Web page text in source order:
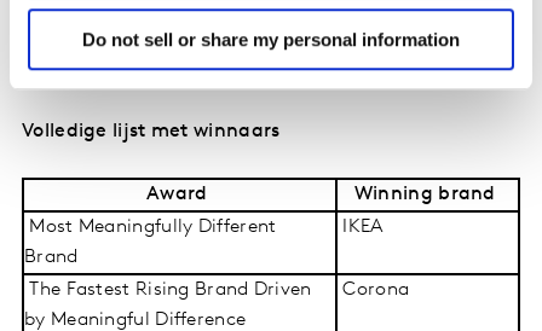
Do not sell or share my personal information
Creative Effective Ad in Digital/Social, gewonnen door
Pernod Ricards Kahlúa met de ‘Gasp’-reclame met
Salma Hayek.
Volledige lijst met winnaars
Award
Winning brand
Most Meaningfully Different
Brand
IKEA
The Fastest Rising Brand Driven
by Meaningful Difference
Corona